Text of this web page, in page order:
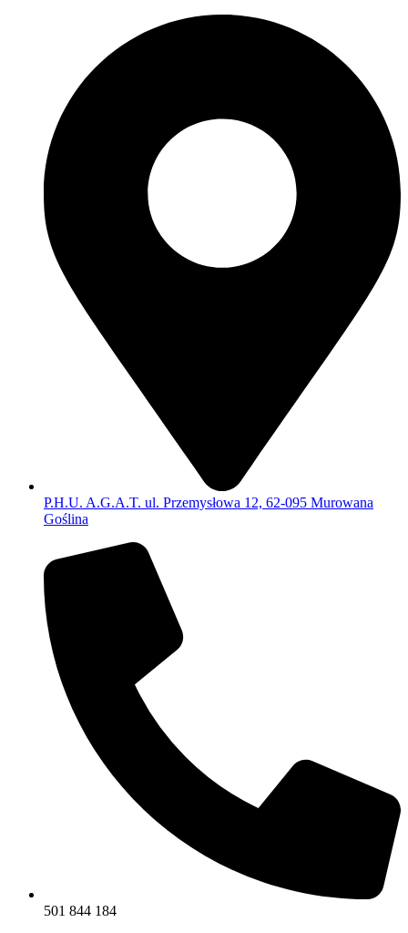
P.H.U. A.G.A.T. ul. Przemysłowa 12, 62-095 Murowana
Goślina
501 844 184